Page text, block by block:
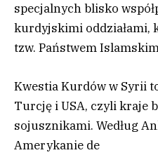
specjalnych blisko
kurdyjskimi oddziałami,
tzw. Państwem
Kwestia Kurdów w Syrii
Turcję i USA, czyli kraje
sojusznikami. Według
Amerykanie de